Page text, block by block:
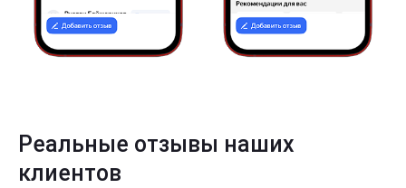
Реальные отзывы наших
клиентов